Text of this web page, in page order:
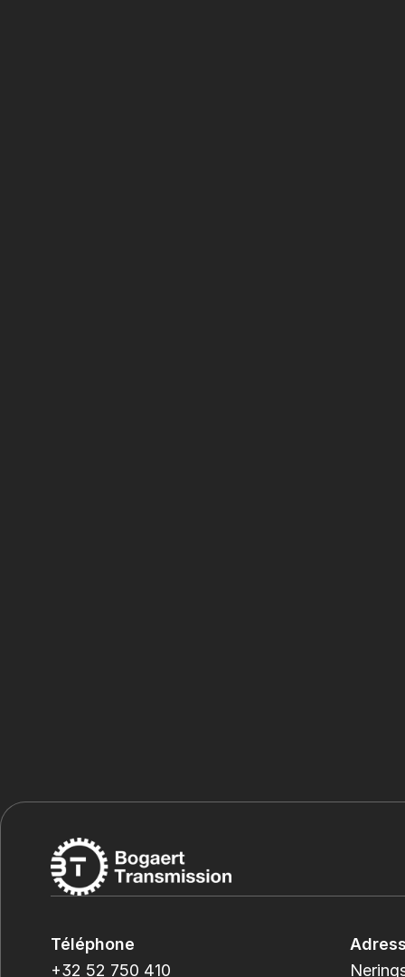
Téléphone
+32 52 750 410